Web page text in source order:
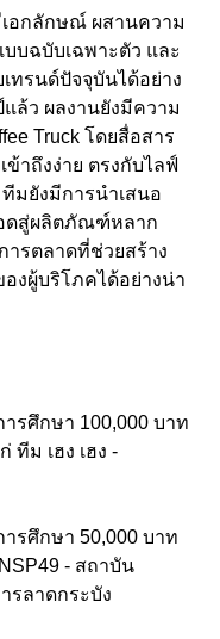
อกลักษณ์ ผสานความ
บฉบับเฉพาะตัว และ
ทรนด์ปัจจุบันได้อย่าง
ล้ว ผลงานยังมีความ
Truck โดยสื่อสาร
ข้าถึงง่าย ตรงกับไลฟ์
มยังมีการนำเสนอ
ดสู่ผลิตภัณฑ์หลาก
ารตลาดที่ช่วยสร้าง
งผู้บริโภคได้อย่างน่า
รศึกษา 100,000 บาท
ทีม เฮง เฮง -
รศึกษา 50,000 บาท
- สถาบัน
รลาดกระบัง